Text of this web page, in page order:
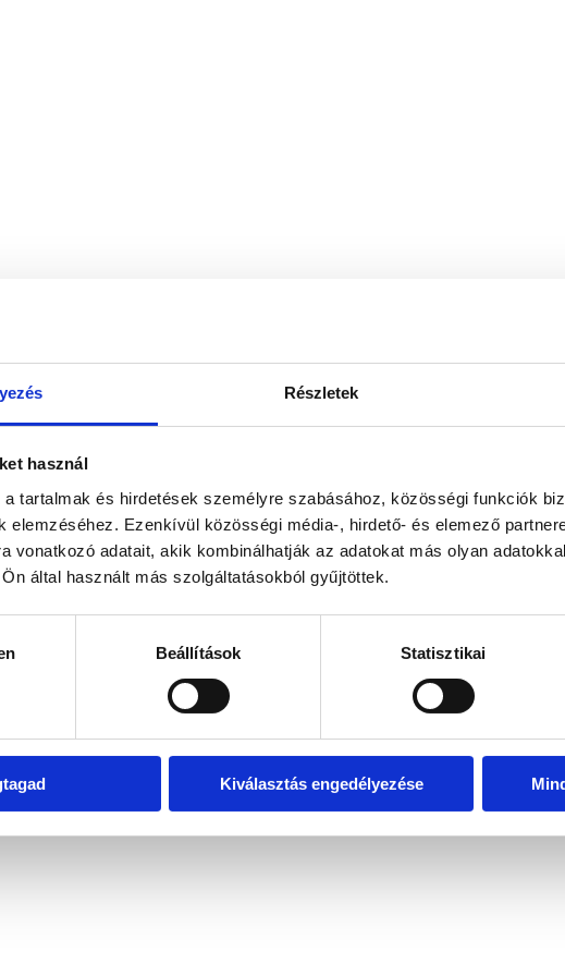
Részletek
használ
a tartalmak és hirdetések személyre szabásához, közösségi funkciók
elemzéséhez. Ezenkívül közösségi média-, hirdető- és elemező
vonatkozó adatait, akik kombinálhatják az adatokat más olyan
által használt más szolgáltatásokból gyűjtöttek.
Beállítások Statisztikai
Kiválasztás engedélyezése
side exception has occurred while loadingwww.bicapp.hu (see the